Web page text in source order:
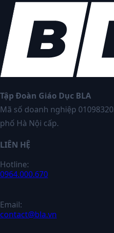
Tập Đoàn Giáo Dục BLA
Mã số doanh nghiệp
phố Hà Nội cấp.
LIÊN HỆ
Hotline:
0964.000.670
Email:
contact@bla.vn